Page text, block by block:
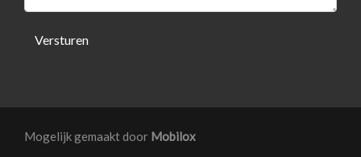
Spraakbesturing
Touch screen kleurenscherm
Versturen
Mogelijk gemaakt door Mobilox